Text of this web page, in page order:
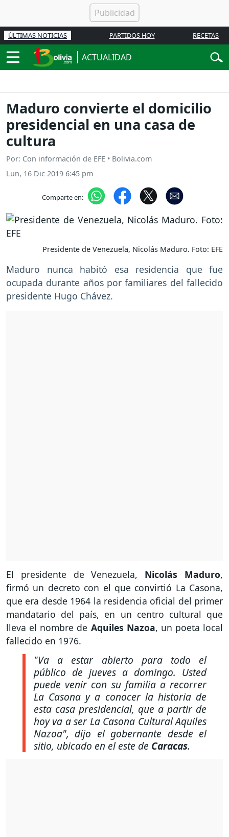
ÚLTIMAS NOTICIAS PARTIDOS HOY RECETAS
ACTUALIDAD
Maduro convierte el domicilio
presidencial en una casa de
cultura
Por: Con información de EFE • Bolivia.com
Lun, 16 Dic 2019 6:45 pm
Comparte en:
Presidente de Venezuela, Nicolás Maduro. Foto: EFE
Maduro nunca habitó esa residencia que fue
ocupada durante años por familiares del fallecido
presidente Hugo Chávez.
El presidente de Venezuela, Nicolás Maduro,
firmó un decreto con el que convirtió La Casona,
que era desde 1964 la residencia oficial del primer
mandatario del país, en un centro cultural que
lleva el nombre de Aquiles Nazoa, un poeta local
fallecido en 1976.
"Va a estar abierto para todo el
público de jueves a domingo. Usted
puede venir con su familia a recorrer
La Casona y a conocer la historia de
esta casa presidencial, que a partir de
hoy va a ser La Casona Cultural Aquiles
Nazoa", dijo el gobernante desde el
sitio, ubicado en el este de Caracas.